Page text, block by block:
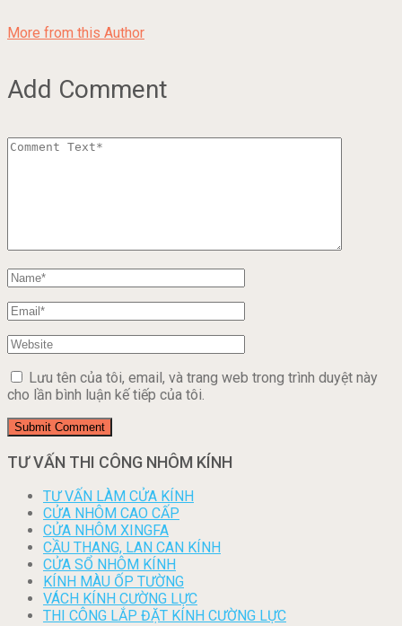
More from this Author
Add Comment
Lưu tên của tôi, email, và trang web trong trình duyệt này
cho lần bình luận kế tiếp của tôi.
TƯ VẤN THI CÔNG NHÔM KÍNH
TƯ VẤN LÀM CỬA KÍNH
CỬA NHÔM CAO CẤP
CỬA NHÔM XINGFA
CẦU THANG, LAN CAN KÍNH
CỬA SỔ NHÔM KÍNH
KÍNH MÀU ỐP TƯỜNG
VÁCH KÍNH CƯỜNG LỰC
THI CÔNG LẮP ĐẶT KÍNH CƯỜNG LỰC